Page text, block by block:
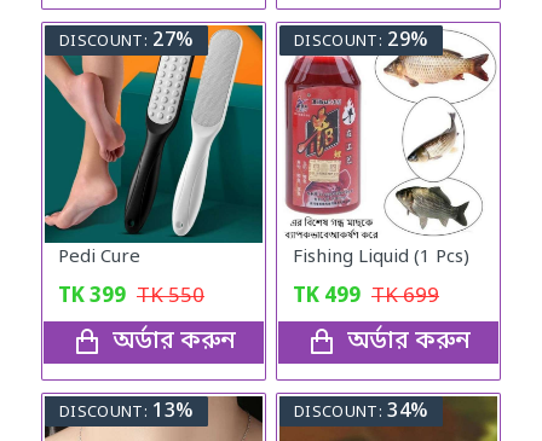
DISCOUNT: 27%
Pedi Cure
TK399 TK550
অর্ডার করুন
DISCOUNT: 29%
Fishing Liquid (1 Pcs)
TK 499 TK699
অর্ডার করুন
DISCOUNT: 13% DISCOUNT: 34%